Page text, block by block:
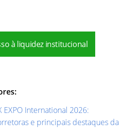
à liquidez institucional
EXPO International 2026:
e principais destaques da